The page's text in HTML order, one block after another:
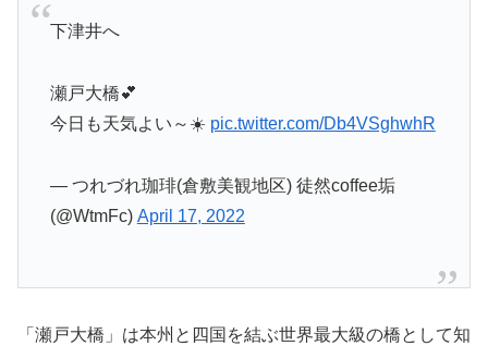
下津井へ
瀬戸大橋💕
今日も天気よい～☀️ pic.twitter.com/Db4VSghwhR
— つれづれ珈琲(倉敷美観地区) 徒然coffee垢
(@WtmFc) April 17, 2022
「瀬戸大橋」は本州と四国を結ぶ世界最大級の橋として知